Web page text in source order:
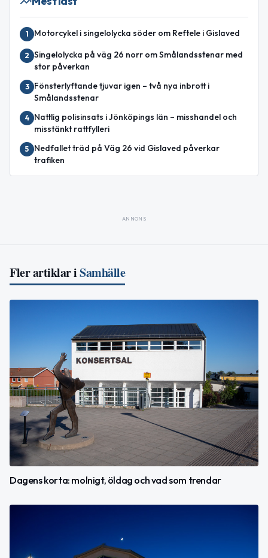
1 Motorcykel i singelolycka söder om Reftele i Gislaved
2 Singelolycka på väg 26 norr om Smålandsstenar med
stor påverkan
3
Fönsterlyftande tjuvar igen – två nya inbrott i
Smålandsstenar
4
Nattlig polisinsats i Jönköpings län – misshandel och
misstänkt rattfylleri
5
Nedfallet träd på Väg 26 vid Gislaved påverkar
trafiken
ANNONS
Fler artiklar iSamhälle
Dagens korta: molnigt, öldag och vad som trendar